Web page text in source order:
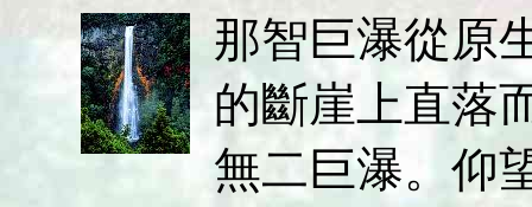
那智巨瀑從原
的斷崖上直落
無二巨瀑。仰